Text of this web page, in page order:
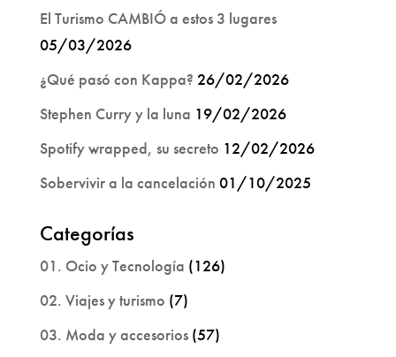
El Turismo CAMBIÓ a estos 3 lugares
05/03/2026
¿Qué pasó con Kappa? 26/02/2026
Stephen Curry y la luna 19/02/2026
Spotify wrapped, su secreto 12/02/2026
Sobervivir a la cancelación 01/10/2025
Categorías
01. Ocio y Tecnología (126)
02. Viajes y turismo (7)
03. Moda y accesorios(57)